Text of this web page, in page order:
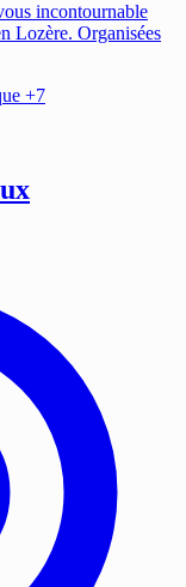
incontournable
Lozère. Organisées
+7